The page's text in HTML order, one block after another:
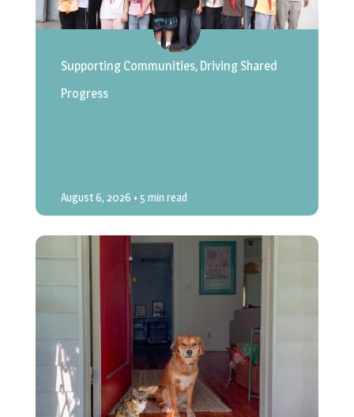
Supporting Communities, Driving Shared
Progress
August 6, 2026 • 5 min read